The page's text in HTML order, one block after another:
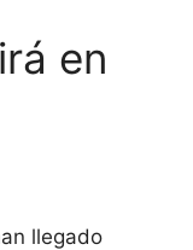
en
llegado